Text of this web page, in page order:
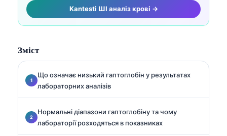
Kantesti ШІ аналіз крові →
Зміст
Що означає низький гаптоглобін у результатах
лабораторних аналізів
Нормальні діапазони гаптоглобіну та чому
лабораторії розходяться в показниках